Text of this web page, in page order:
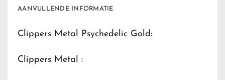
AANVULLENDE INFORMATIE
Clippers Metal Psychedelic Gold:
Clippers Metal :